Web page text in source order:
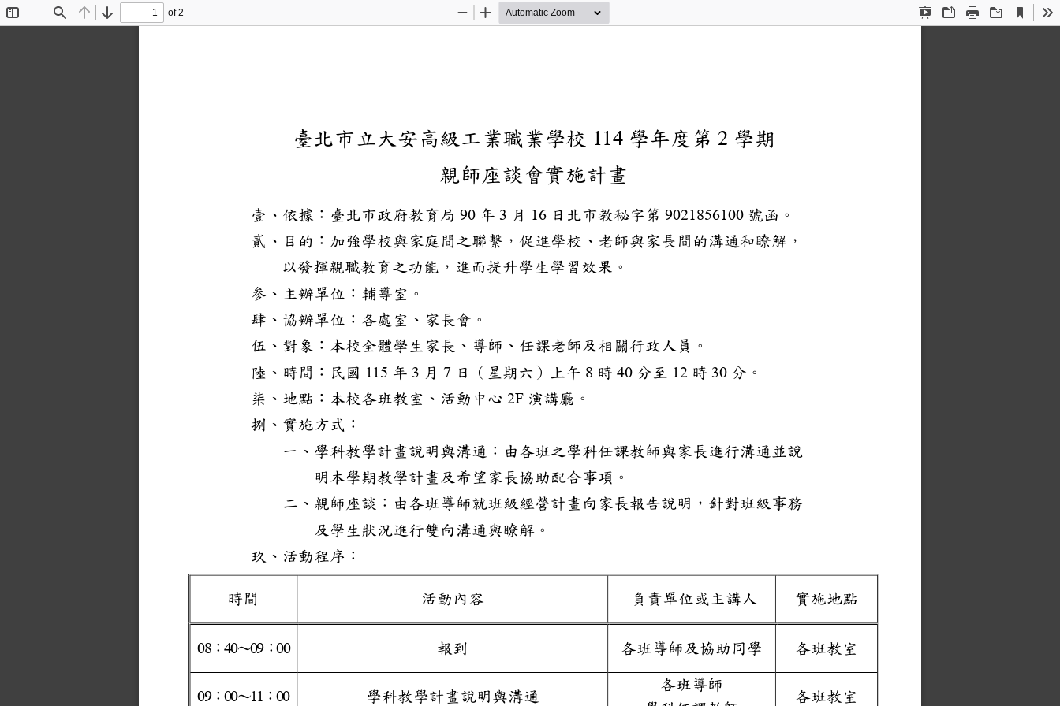
Find Previous
Next
of 2
Presentation
OpenPrint Download
Current
View
Zoom
Zoom
臺北市立大安高級工業職業學校 114 學年度第 2 學期
親師座談會實施計畫
壹 、依據：臺北市政府教育局 90 年 3 月 16 日北市教秘字第 9021856100 號函。
貳 、 目的：加強學校與家庭間之聯繫，促進學校、老師與家長間的溝通和瞭解，
以發揮親職教育之功能，進而提升學生學習效果。
参 、主辦單位：輔導室。
肆 、協辦單位： 各處室 、 家長會 。
伍 、對象：本校全體學生家長、導師 、 任課老師及相關行政人員 。
陸 、時間：民國 115 年 3 月 7 日（星期六）上午 8 時 40 分至 12 時 30 分 。
柒 、地點：本校各班教室 、 活動中心 2F 演講廳 。
捌 、實施方式：
一 、 學科教學計畫說明與溝通：由各班之學科任課教師與家長進行溝通並說
明本學期教學計畫及希望家長協助配合事項。
二 、 親師座談 ：由各班導師就班級經營計畫向家長報告說明，針對班級事務
及學生狀況進行雙向溝通與瞭解。
玖 、活動程序：
時間 活動內容 負責單位或主講人 實施地點
08：40～09：00 報到 各班導師及協助同學 各班教室
09：00～11 ：00 學科教學計畫說明與溝通
各班導師
各班教室